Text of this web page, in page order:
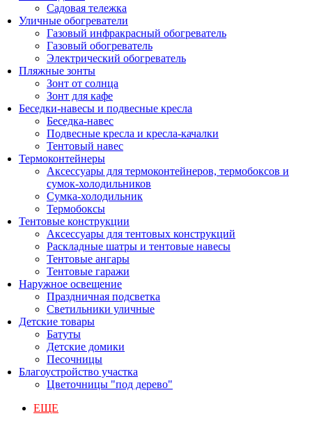
Садовая тележка
Уличные обогреватели
Газовый инфракрасный обогреватель
Газовый обогреватель
Электрический обогреватель
Пляжные зонты
Зонт от солнца
Зонт для кафе
Беседки-навесы и подвесные кресла
Беседка-навес
Подвесные кресла и кресла-качалки
Тентовый навес
Термоконтейнеры
Аксессуары для термоконтейнеров, термобоксов и
сумок-холодильников
Сумка-холодильник
Термобоксы
Тентовые конструкции
Аксессуары для тентовых конструкций
Раскладные шатры и тентовые навесы
Тентовые ангары
Тентовые гаражи
Наружное освещение
Праздничная подсветка
Светильники уличные
Детские товары
Батуты
Детские домики
Песочницы
Благоустройство участка
Цветочницы "под дерево"
ЕЩЕ